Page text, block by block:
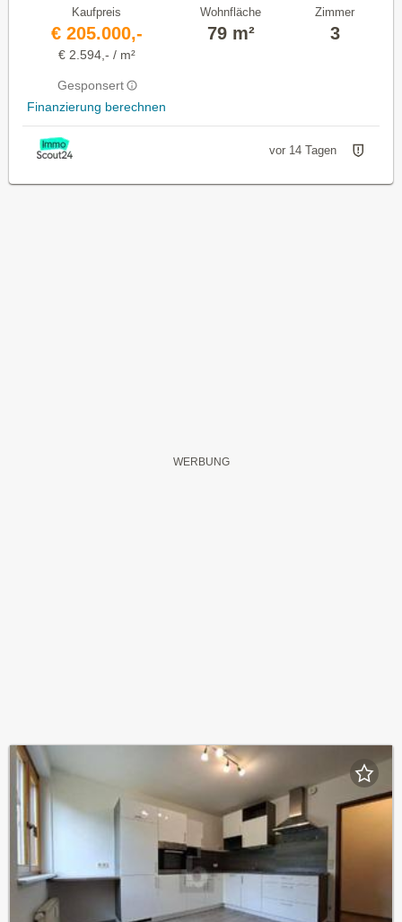
Kaufpreis
€ 205.000,-
€ 2.594,- / m²
Gesponsert
Finanzierung berechnen
Wohnfläche
79 m²
Zimmer
3
vor 14 Tagen